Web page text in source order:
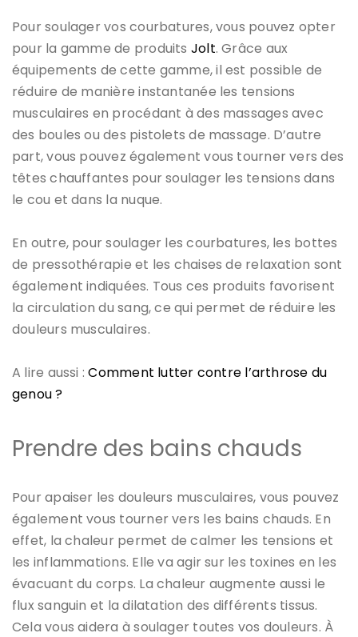
Pour soulager vos courbatures, vous pouvez opter
pour la gamme de produits Jolt. Grâce aux
équipements de cette gamme, il est possible de
réduire de manière instantanée les tensions
musculaires en procédant à des massages avec
des boules ou des pistolets de massage. D’autre
part, vous pouvez également vous tourner vers des
têtes chauffantes pour soulager les tensions dans
le cou et dans la nuque.
En outre, pour soulager les courbatures, les bottes
de pressothérapie et les chaises de relaxation sont
également indiquées. Tous ces produits favorisent
la circulation du sang, ce qui permet de réduire les
douleurs musculaires.
A lire aussi :Comment lutter contre l’arthrose du
genou ?
Prendre des bains chauds
Pour apaiser les douleurs musculaires, vous pouvez
également vous tourner vers les bains chauds. En
effet, la chaleur permet de calmer les tensions et
les inflammations. Elle va agir sur les toxines en les
évacuant du corps. La chaleur augmente aussi le
flux sanguin et la dilatation des différents tissus.
Cela vous aidera à soulager toutes vos douleurs. À